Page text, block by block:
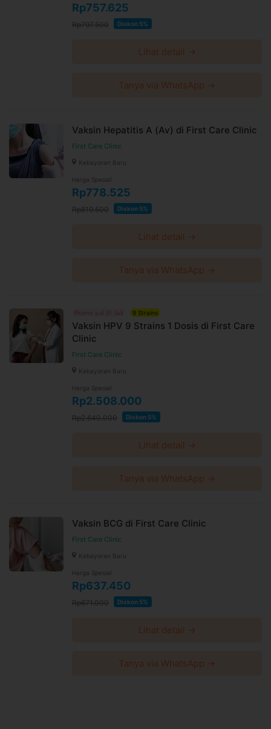
Rp757.625
Rp797.500 Diskon 5%
Lihat detail →
Tanya via WhatsApp →
Vaksin Hepatitis A (Av) di First Care Clinic
First Care Clinic
Kebayoran Baru
Harga Spesial
Rp778.525
Rp819.500 Diskon 5%
Lihat detail →
Tanya via WhatsApp →
Promo s.d 31 Juli 9 Strains
Vaksin HPV 9 Strains 1 Dosis di First Care
Clinic
First Care Clinic
Kebayoran Baru
Harga Spesial
Rp2.508.000
Rp2.640.000 Diskon 5%
Lihat detail →
Tanya via WhatsApp →
Vaksin BCG di First Care Clinic
First Care Clinic
Kebayoran Baru
Harga Spesial
Rp637.450
Rp671.000 Diskon 5%
Lihat detail →
Tanya via WhatsApp →